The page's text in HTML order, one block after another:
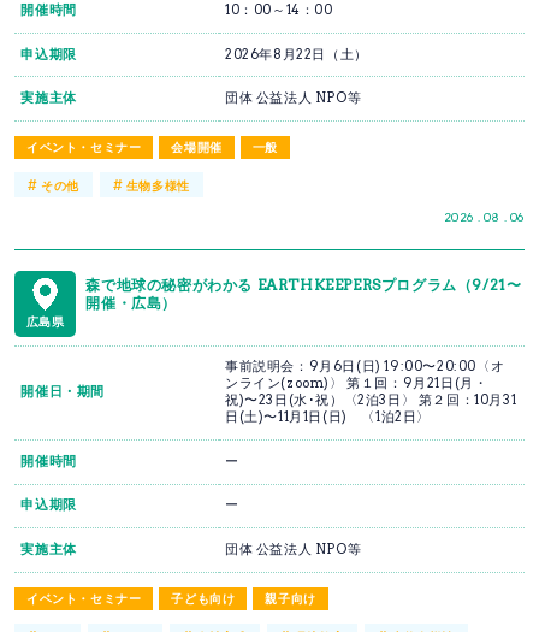
イベント・セミナー 会場開催 一般
2026 . 08 . 06
開催時間 10：00～14：00
申込期限 2026年8月22日（土）
実施主体 団体 公益法人 NPO等
#その他 # 生物多様性
広島県
森で地球の秘密がわかる EARTHKEEPERSプログラム（9/21〜
開催・広島）
イベント・セミナー 子ども向け 親子向け
開催日・期間
事前説明会：9月6日(日) 19:00〜20:00〈オ
ンライン(zoom)〉 第１回：9月21日(月・
祝)〜23日(水･祝）〈2泊3日〉 第２回：10月31
日(土)〜11月1日(日) 〈1泊2日〉
開催時間 ー
申込期限 ー
実施主体 団体 公益法人 NPO等